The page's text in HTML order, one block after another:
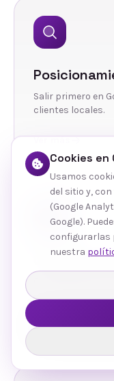
Salir primero en
clientes locales.
Ver más
Gestión de
Contenido y
con tu público.
Ver más
Cookies en
Usamos
del sitio y,
(Google
Google).
configurarlas
nuestra